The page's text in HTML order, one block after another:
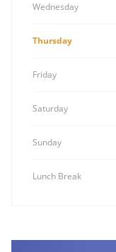
Wednesday
Thursday
Friday
Saturday
Sunday
Lunch Break